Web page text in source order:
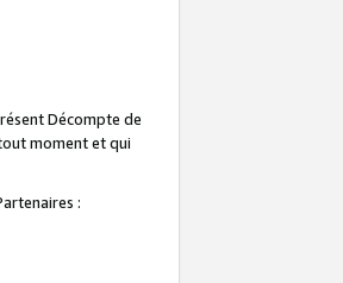
Décompte de
moment et qui
: